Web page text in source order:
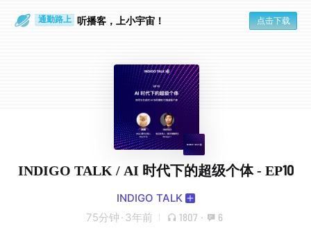
通勤路上 听播客，上小宇宙！ 点击下载
INDIGO TALK / AI 时代下的超级个体 - EP10
INDIGO TALK
75分钟 · 3年前 1807 · 6